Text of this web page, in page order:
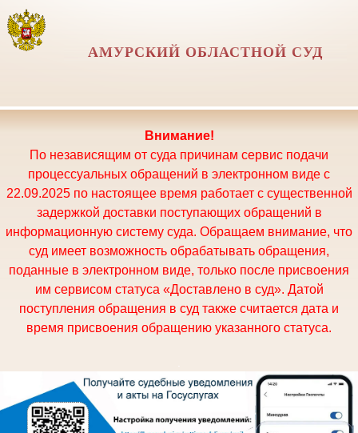
АМУРСКИЙ ОБЛАСТНОЙ СУД
Внимание!
По независящим от суда причинам сервис подачи
процессуальных обращений в электронном виде с
22.09.2025 по настоящее время работает с существенной
задержкой доставки поступающих обращений в
информационную систему суда. Обращаем внимание, что
суд имеет возможность обрабатывать обращения,
поданные в электронном виде, только после присвоения
им сервисом статуса «Доставлено в суд». Датой
поступления обращения в суд также считается дата и
время присвоения обращению указанного статуса.